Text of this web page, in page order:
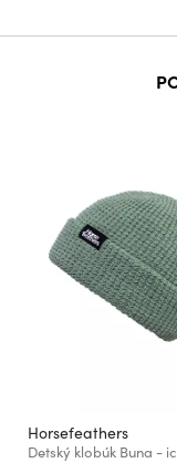
Horsefeathers